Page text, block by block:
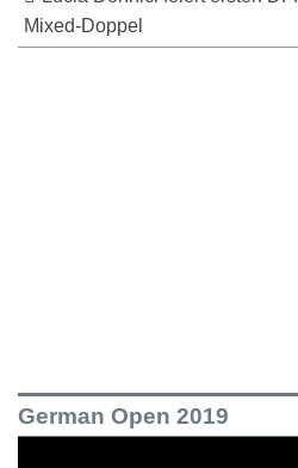
Mixed-Doppel
German Open 2019